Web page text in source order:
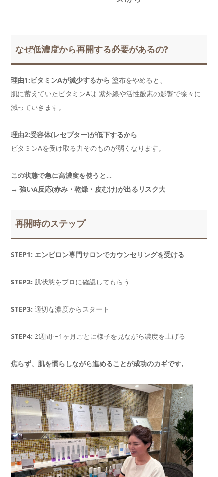
なぜ低濃度から再開する必要があるの?
理由1:ビタミンAが減少するから 塗布をやめると、
肌に蓄えていたビタミンAは 紫外線や活性酸素の影響で徐々に
減っていきます。
理由2:受容体(レセプター)が低下するから
ビタミンAを受け取る力そのものが弱くなります。
この状態で急に高濃度を使うと…
→ 強いA反応(赤み・乾燥・皮むけ)が出るリスク大
再開時のステップ
STEP1: エンビロン専門サロンでカウンセリングを受ける
STEP2: 肌状態をプロに確認してもらう
STEP3: 適切な濃度からスタート
STEP4: 2週間〜1ヶ月ごとに様子を見ながら濃度を上げる
焦らず、肌を慣らしながら進めることが成功のカギです。